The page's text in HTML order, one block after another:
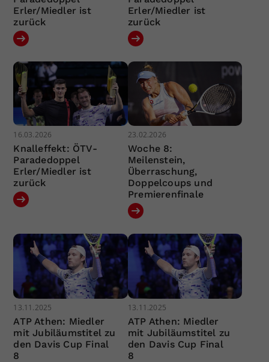
Erler/Miedler ist
zurück
Erler/Miedler ist
zurück
16.03.2026
Knalleffekt: ÖTV-
Paradedoppel
Erler/Miedler ist
zurück
23.02.2026
Woche 8:
Meilenstein,
Überraschung,
Doppelcoups und
Premierenfinale
13.11.2025
ATP Athen: Miedler
mit Jubiläumstitel zu
den Davis Cup Final
8
13.11.2025
ATP Athen: Miedler
mit Jubiläumstitel zu
den Davis Cup Final
8